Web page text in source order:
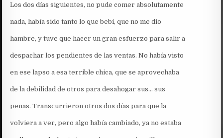
Los dos días siguientes, no pude comer absolutamente
nada, había sido tanto lo que bebí, que no me dio
hambre, y tuve que hacer un gran esfuerzo para salir a
despachar los pendientes de las ventas. No había visto
en ese lapso a esa terrible chica, que se aprovechaba
de la debilidad de otros para desahogar sus… sus
penas. Transcurrieron otros dos días para que la
volviera a ver, pero algo había cambiado, ya no estaba